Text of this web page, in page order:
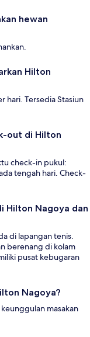
hewan
Hilton
hari. Tersedia Stasiun
out di Hilton
check-in pukul:
tengah hari. Check-
Hilton Nagoya dan
di lapangan tenis.
berenang di kolam
pusat kebugaran
Nagoya?
masakan